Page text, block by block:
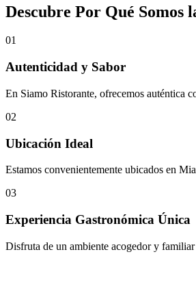
Descubre Por Qué
01
Autenticidad y Sabor
En Siamo Ristorante, ofrecemos auténtica
02
Ubicación Ideal
Estamos convenientemente ubicados en
03
Experiencia Gastronómica Única
Disfruta de un ambiente acogedor y